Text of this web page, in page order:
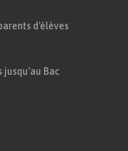
d'élèves
jusqu'au Bac